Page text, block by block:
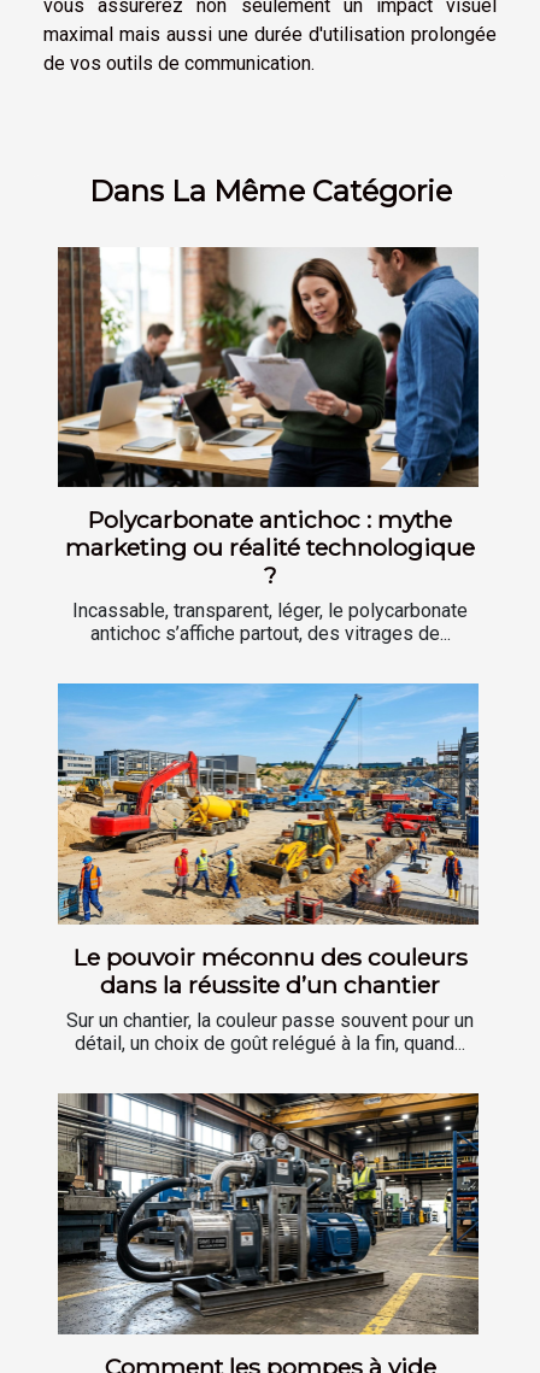
vous assurerez non seulement un impact visuel
maximal mais aussi une durée d'utilisation prolongée
de vos outils de communication.
Dans La Même Catégorie
Polycarbonate antichoc : mythe
marketing ou réalité technologique
?
Incassable, transparent, léger, le polycarbonate
antichoc s’affiche partout, des vitrages de...
Le pouvoir méconnu des couleurs
dans la réussite d’un chantier
Sur un chantier, la couleur passe souvent pour un
détail, un choix de goût relégué à la fin, quand...
Comment les pompes à vide